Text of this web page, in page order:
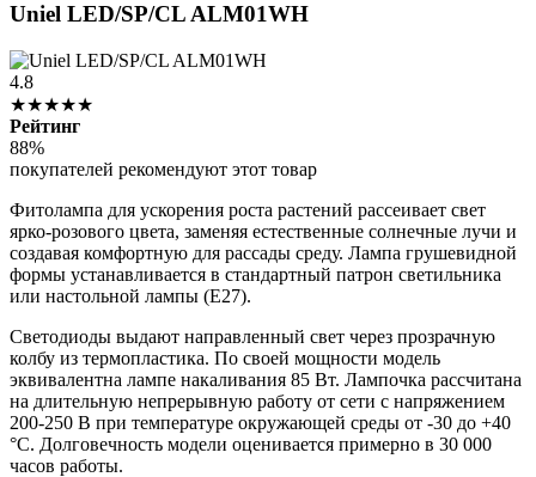
Uniel LED/SP/CL ALM01WH
4.8
★★★★★
Рейтинг
88%
покупателей рекомендуют этот товар
Фитолампа для ускорения роста растений рассеивает свет
ярко-розового цвета, заменяя естественные солнечные лучи и
создавая комфортную для рассады среду. Лампа грушевидной
формы устанавливается в стандартный патрон светильника
или настольной лампы (E27).
Светодиоды выдают направленный свет через прозрачную
колбу из термопластика. По своей мощности модель
эквивалентна лампе накаливания 85 Вт. Лампочка рассчитана
на длительную непрерывную работу от сети с напряжением
200-250 В при температуре окружающей среды от -30 до +40
°C. Долговечность модели оценивается примерно в 30 000
часов работы.